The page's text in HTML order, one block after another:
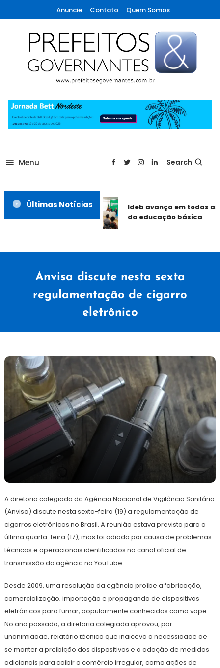
To
Content
Anuncie Contato Quem Somos
Prefeitos & Governantes
Menu Search
Últimas Notícias
Ideb avança em todas as
da educação básica
Anvisa discute nesta sexta
regulamentação de cigarro
eletrônico
abril
de
A diretoria colegiada da Agência Nacional de Vigilância Sanitária
(Anvisa) discute nesta sexta-feira (19) a regulamentação de
cigarros eletrônicos no Brasil. A reunião estava prevista para a
última quarta-feira (17), mas foi adiada por causa de problemas
técnicos e operacionais identificados no canal oficial de
transmissão da agência no YouTube.
Desde 2009, uma resolução da agência proíbe a fabricação,
comercialização, importação e propaganda de dispositivos
eletrônicos para fumar, popularmente conhecidos como vape.
No ano passado, a diretoria colegiada aprovou, por
unanimidade, relatório técnico que indicava a necessidade de
se manter a proibição dos dispositivos e a adoção de medidas
adicionais para coibir o comércio irregular, como ações de